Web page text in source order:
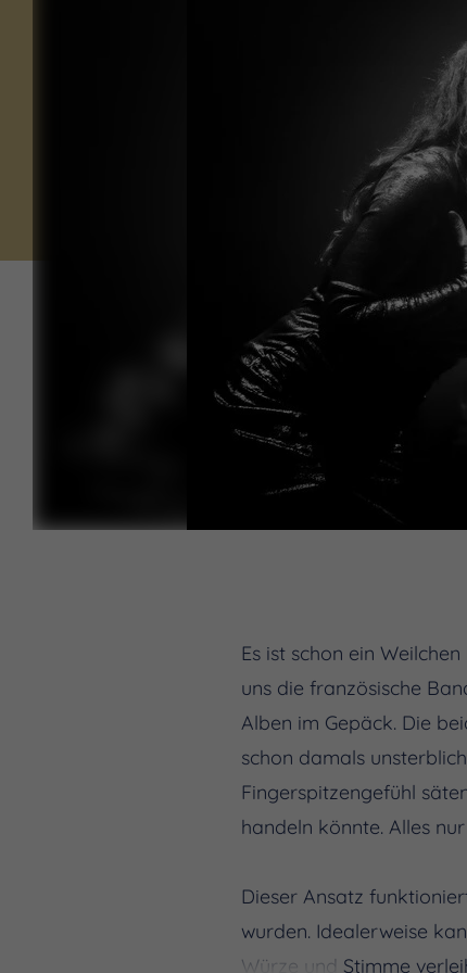
Es ist schon ein
uns die französische
Alben im Gepäck. Die
schon damals
Fingerspitzengefühl
handeln könnte. Alles
Dieser Ansatz
wurden. Idealerweise
Würze und Stimme